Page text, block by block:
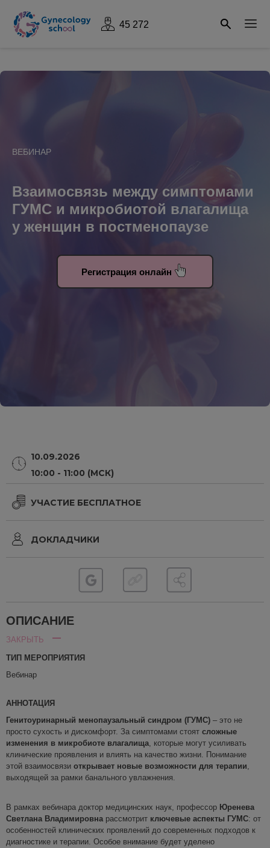
45 272
ВЕБИНАР
Взаимосвязь между симптомами
ГУМС и микробиотой влагалища
у женщин в постменопаузе
Регистрация онлайн
10.09.2026
10:00 - 11:00 (МСК)
УЧАСТИЕ БЕСПЛАТНОЕ
ДОКЛАДЧИКИ
ОПИСАНИЕ
ЗАКРЫТЬ
ТИП МЕРОПРИЯТИЯ
Вебинар
АННОТАЦИЯ
Генитоуринарный менопаузальный синдром (ГУМС) – это не
просто сухость и дискомфорт. За симптомами стоят сложные
изменения в микробиоте влагалища, которые могут усиливать
клинические проявления и влиять на качество жизни. Понимание
этой взаимосвязи открывает новые возможности для терапии,
выходящей за рамки банального увлажнения.
В рамках вебинара доктор медицинских наук, профессор Юренева
Светлана Владимировнарассмотрит ключевые аспекты ГУМС: от
особенностей клинических проявлений до современных подходов к
диагностике и терапии. Особое внимание будет уделено